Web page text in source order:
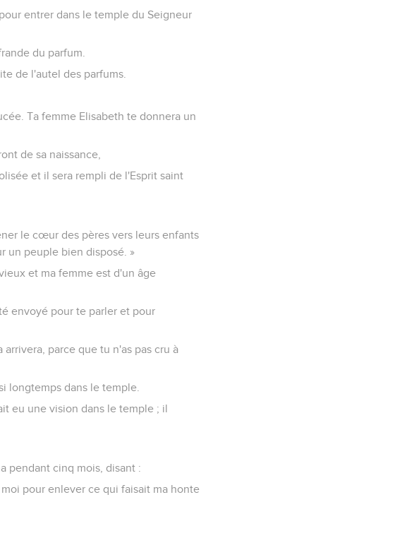
entrer dans le temple du Seigneur
du parfum.
de l'autel des parfums.
Ta femme Elisabeth te donnera un
de sa naissance,
et il sera rempli de l'Esprit saint
le cœur des pères vers leurs enfants
un peuple bien disposé. »
et ma femme est d'un âge
envoyé pour te parler et pour
parce que tu n'as pas cru à
longtemps dans le temple.
eu une vision dans le temple ; il
pendant cinq mois, disant :
pour enlever ce qui faisait ma honte